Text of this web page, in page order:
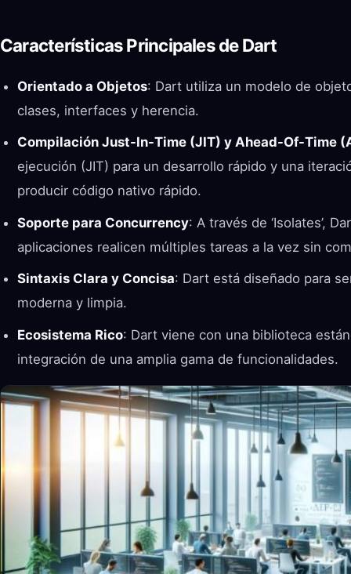
Características Principales de Dart
Orientado a Objetos: Dart utiliza un modelo de
clases, interfaces y herencia.
Compilación Just-In-Time (JIT) y Ahead-Of-Time
ejecución (JIT) para un desarrollo rápido y una
producir código nativo rápido.
Soporte para Concurrency: A través de ‘Isolates’,
aplicaciones realicen múltiples tareas a la vez sin
Sintaxis Clara y Concisa: Dart está diseñado para
moderna y limpia.
Ecosistema Rico: Dart viene con una biblioteca
integración de una amplia gama de funcionalidades.